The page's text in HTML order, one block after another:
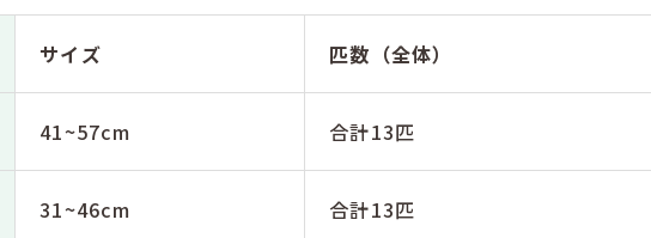
サイズ 匹数（全体）
41~57cm 合計13匹
31~46cm 合計13匹